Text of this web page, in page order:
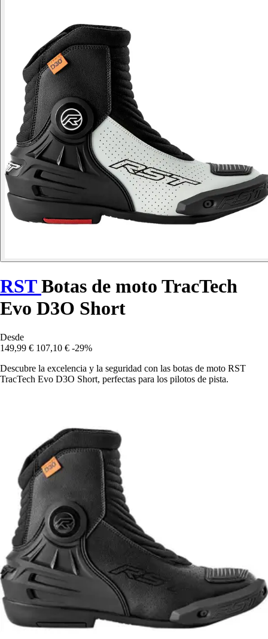
RSTBotas de moto TracTech
Evo D3O Short
Desde
149,99 € 107,10 € -29%
Descubre la excelencia y la seguridad con las botas de moto RST
TracTech Evo D3O Short, perfectas para los pilotos de pista.